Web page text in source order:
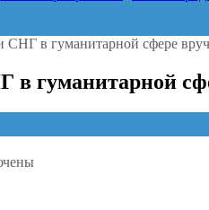
СНГ в гуманитарной сфере
в гуманитарной